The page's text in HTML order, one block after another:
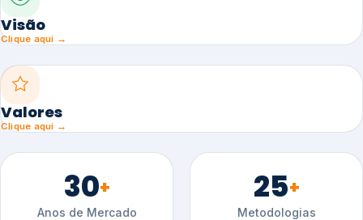
Visão
Clique aqui →
Valores
Clique aqui →
30+
Anos de Mercado
25+
Metodologias